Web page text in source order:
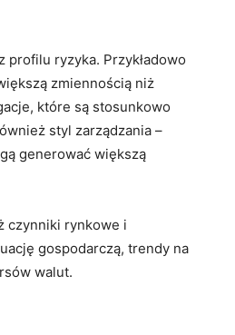
ryzyka. Przykładowo
zmiennością niż
które są stosunkowo
styl zarządzania –
generować większą
czynniki rynkowe i
gospodarczą, trendy na
walut.